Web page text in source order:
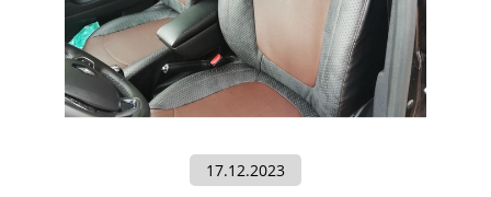
17.12.2023